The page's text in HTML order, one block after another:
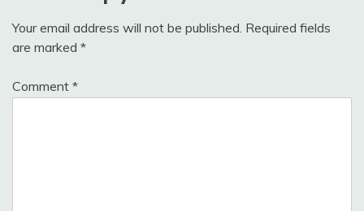
Your email address will not be published. Required fields
are marked *
Comment *